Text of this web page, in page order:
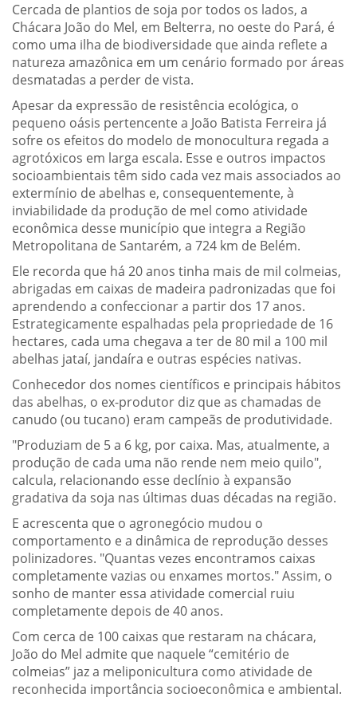
Cercada de plantios de soja por todos os lados, a
Chácara João do Mel, em Belterra, no oeste do Pará, é
como uma ilha de biodiversidade que ainda reflete a
natureza amazônica em um cenário formado por áreas
desmatadas a perder de vista.
Apesar da expressão de resistência ecológica, o
pequeno oásis pertencente a João Batista Ferreira já
sofre os efeitos do modelo de monocultura regada a
agrotóxicos em larga escala. Esse e outros impactos
socioambientais têm sido cada vez mais associados ao
extermínio de abelhas e, consequentemente, à
inviabilidade da produção de mel como atividade
econômica desse município que integra a Região
Metropolitana de Santarém, a 724 km de Belém.
Ele recorda que há 20 anos tinha mais de mil colmeias,
abrigadas em caixas de madeira padronizadas que foi
aprendendo a confeccionar a partir dos 17 anos.
Estrategicamente espalhadas pela propriedade de 16
hectares, cada uma chegava a ter de 80 mil a 100 mil
abelhas jataí, jandaíra e outras espécies nativas.
Conhecedor dos nomes científicos e principais hábitos
das abelhas, o ex-produtor diz que as chamadas de
canudo (ou tucano) eram campeãs de produtividade.
"Produziam de 5 a 6 kg, por caixa. Mas, atualmente, a
produção de cada uma não rende nem meio quilo",
calcula, relacionando esse declínio à expansão
gradativa da soja nas últimas duas décadas na região.
E acrescenta que o agronegócio mudou o
comportamento e a dinâmica de reprodução desses
polinizadores. "Quantas vezes encontramos caixas
completamente vazias ou enxames mortos." Assim, o
sonho de manter essa atividade comercial ruiu
completamente depois de 40 anos.
Com cerca de 100 caixas que restaram na chácara,
João do Mel admite que naquele “cemitério de
colmeias” jaz a meliponicultura como atividade de
reconhecida importância socioeconômica e ambiental.